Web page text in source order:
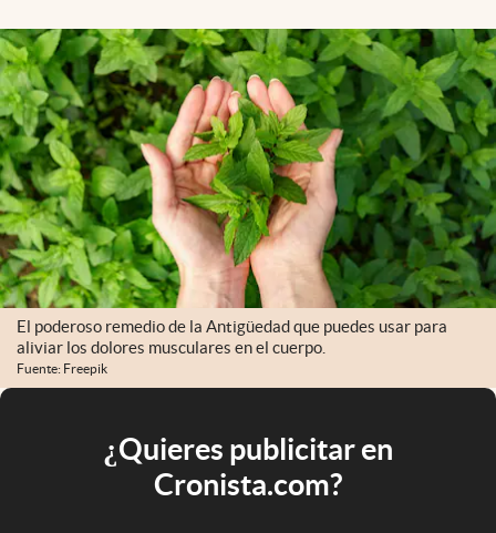
El poderoso remedio de la Antigüedad que puedes usar para
aliviar los dolores musculares en el cuerpo.
Fuente: Freepik
¿Quieres publicitar en
Cronista.com?